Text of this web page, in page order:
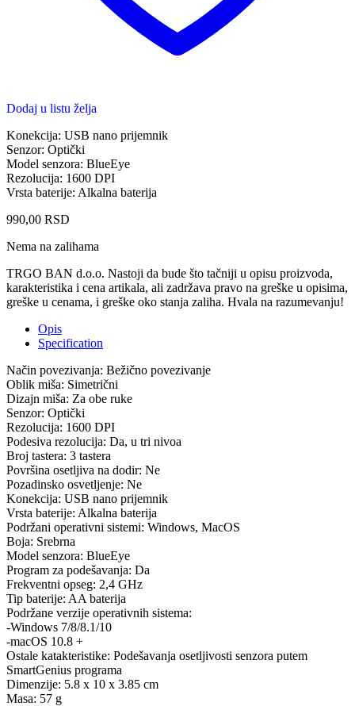
Dodaj u listu želja
Konekcija: USB nano prijemnik
Senzor: Optički
Model senzora: BlueEye
Rezolucija: 1600 DPI
Vrsta baterije: Alkalna baterija
990,00 RSD
Nema na zalihama
TRGO BAN d.o.o. Nastoji da bude što tačniji u opisu proizvoda,
karakteristika i cena artikala, ali zadržava pravo na greške u opisima,
greške u cenama, i greške oko stanja zaliha. Hvala na razumevanju!
Opis
Specification
Način povezivanja: Bežično povezivanje
Oblik miša: Simetrični
Dizajn miša: Za obe ruke
Senzor: Optički
Rezolucija: 1600 DPI
Podesiva rezolucija: Da, u tri nivoa
Broj tastera: 3 tastera
Površina osetljiva na dodir: Ne
Pozadinsko osvetljenje: Ne
Konekcija: USB nano prijemnik
Vrsta baterije: Alkalna baterija
Podržani operativni sistemi: Windows, MacOS
Boja: Srebrna
Model senzora: BlueEye
Program za podešavanja: Da
Frekventni opseg: 2,4 GHz
Tip baterije: AA baterija
Podržane verzije operativnih sistema:
-Windows 7/8/8.1/10
-macOS 10.8 +
Ostale katakteristike: Podešavanja osetljivosti senzora putem
SmartGenius programa
Dimenzije: 5.8 x 10 x 3.85 cm
Masa: 57 g